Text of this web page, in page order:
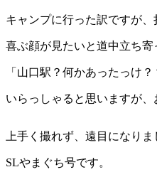
キャンプに行った訳ですが
喜ぶ顔が見たいと道中立ち寄
「山口駅？何かあったっけ？
いらっしゃると思いますが、
上手く撮れず、遠目になりま
SLやまぐち号です。